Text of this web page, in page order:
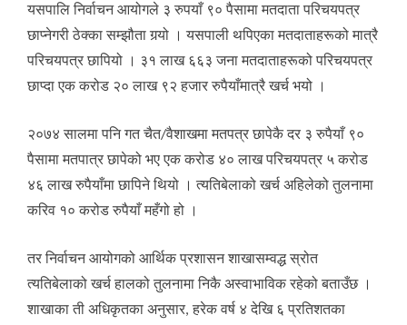
यसपालि निर्वाचन आयोगले ३ रुपयाँ ९० पैसामा मतदाता परिचयपत्र
छाप्नेगरी ठेक्का सम्झौता गर्‍यो । यसपाली थपिएका मतदाताहरूको मात्रै
परिचयपत्र छापियो । ३१ लाख ६६३ जना मतदाताहरूको परिचयपत्र
छाप्दा एक करोड २० लाख ९२ हजार रुपैयाँमात्रै खर्च भयो ।
२०७४ सालमा पनि गत चैत/वैशाखमा मतपत्र छापेकै दर ३ रुपैयाँ ९०
पैसामा मतपात्र छापेको भए एक करोड ४० लाख परिचयपत्र ५ करोड
४६ लाख रुपैयाँमा छापिने थियो । त्यतिबेलाको खर्च अहिलेको तुलनामा
करिव १० करोड रुपैयाँ महँगो हो ।
तर निर्वाचन आयोगको आर्थिक प्रशासन शाखासम्वद्ध स्रोत
त्यतिबेलाको खर्च हालको तुलनामा निकै अस्वाभाविक रहेको बताउँछ ।
शाखाका ती अधिकृतका अनुसार, हरेक वर्ष ४ देखि ६ प्रतिशतका